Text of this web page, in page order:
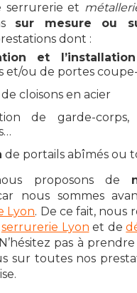
serrurerie et
sur mesure ou
dont :
et l’installation
et/ou de portes
cloisons en acier
de garde-
de portails abîmés ou
proposons de
nous sommes
Lyon. De ce fait, nous
serrurerie Lyon et de
N’hésitez pas à
sur toutes nos